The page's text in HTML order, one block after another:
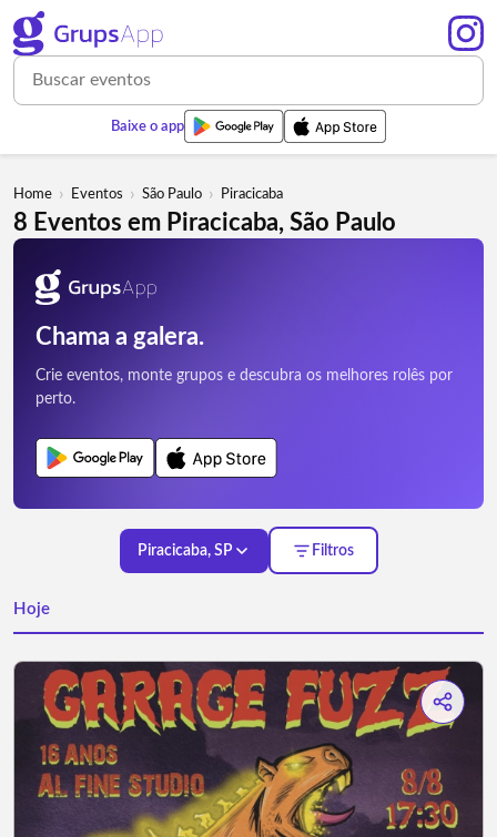
Baixe o app
Home › Eventos › São Paulo › Piracicaba
8 Eventos em Piracicaba, São Paulo
Chama a galera.
Crie eventos, monte grupos e descubra os melhores rolês por
perto.
Piracicaba, SP Filtros
Hoje